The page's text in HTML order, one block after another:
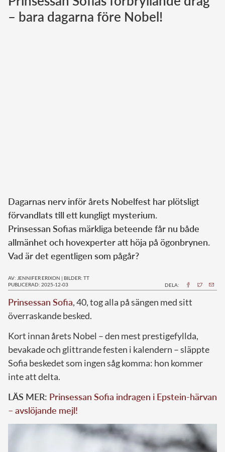
Norska kungahuset
– bara dagarna före Nobel!
Dagarnas nerv inför årets Nobelfest har plötsligt
förvandlats till ett kungligt mysterium.
Prinsessan Sofias märkliga beteende får nu både
allmänhet och hovexperter att höja på ögonbrynen.
Vad är det egentligen som pågår?
AV: JENNIFER ERIXON | BILDER: TT
PUBLICERAD: 2025-12-03
DELA:
Prinsessan Sofia, 40, tog alla på sängen med sitt
överraskande besked.
Kort innan årets Nobel – den mest prestigefyllda,
bevakade och glittrande festen i kalendern – släppte
Sofia beskedet som ingen såg komma: hon kommer
inte att delta.
LÄS MER: Prinsessan Sofia indragen i Epstein-härvan
– avslöjande mejl!